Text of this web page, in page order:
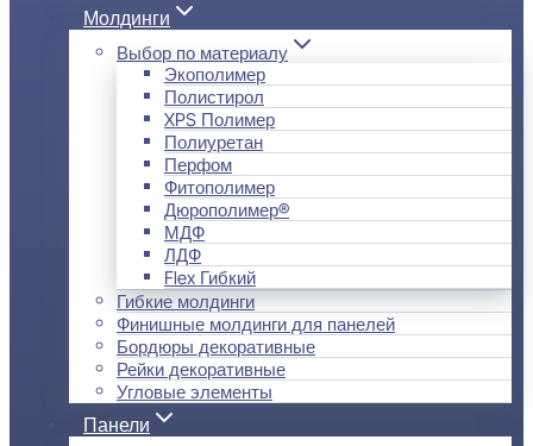
Молдинги
Выбор по материалу
Экополимер
Полистирол
XPS Полимер
Полиуретан
Перфом
Фитополимер
Дюрополимер®
МДФ
ЛДФ
Flex Гибкий
Гибкие молдинги
Финишные молдинги для панелей
Бордюры декоративные
Рейки декоративные
Угловые элементы
Панели